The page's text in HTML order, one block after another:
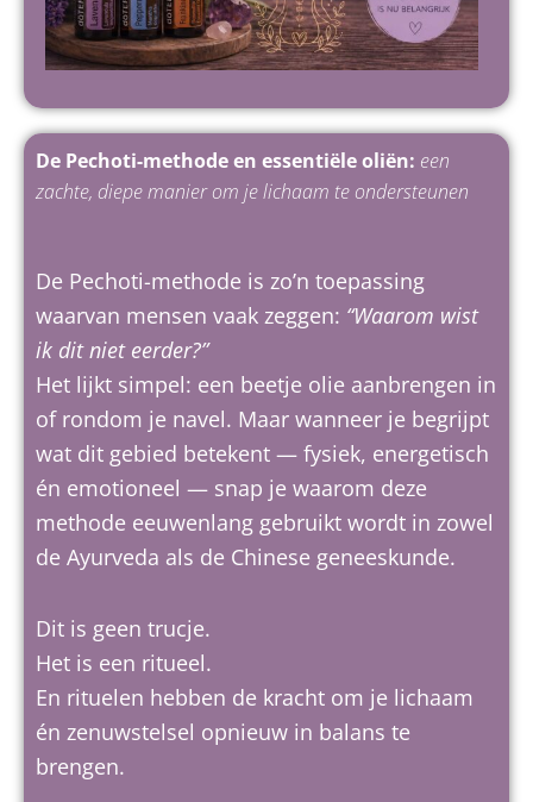
De Pechoti-methode en essentiële oliën: een
zachte, diepe manier om je lichaam te ondersteunen
De Pechoti-methode is zo’n toepassing
waarvan mensen vaak zeggen: “Waarom wist
ik dit niet eerder?”
Het lijkt simpel: een beetje olie aanbrengen in
of rondom je navel. Maar wanneer je begrijpt
wat dit gebied betekent — fysiek, energetisch
én emotioneel — snap je waarom deze
methode eeuwenlang gebruikt wordt in zowel
de Ayurveda als de Chinese geneeskunde.
Dit is geen trucje.
Het is een ritueel.
En rituelen hebben de kracht om je lichaam
én zenuwstelsel opnieuw in balans te
brengen.